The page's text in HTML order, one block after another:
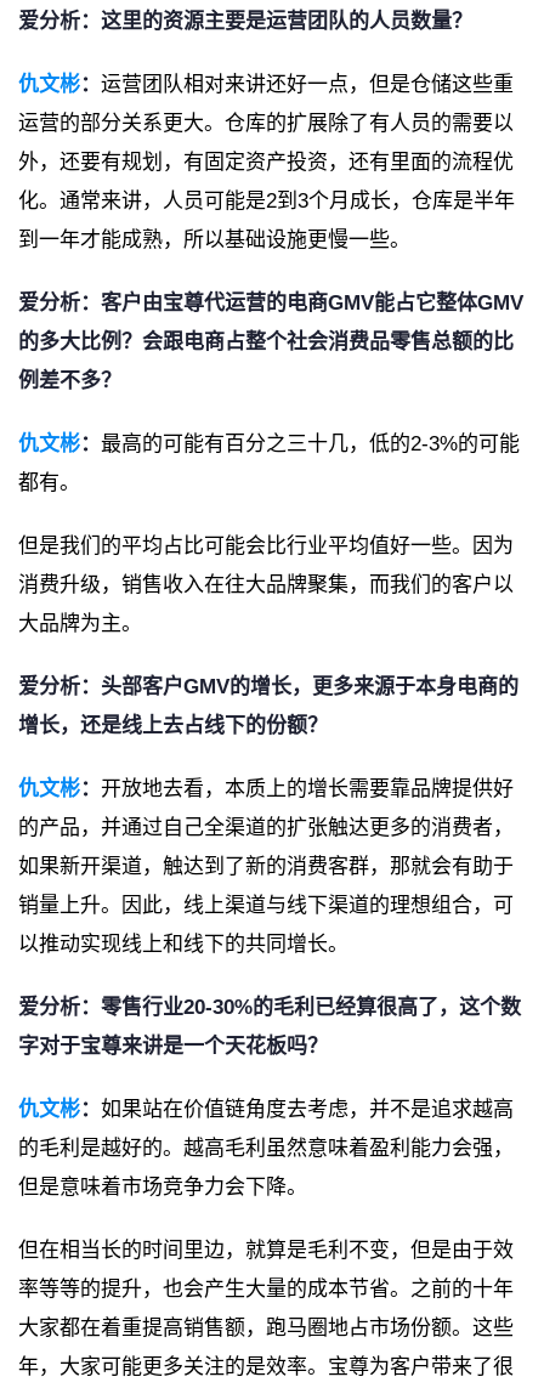
爱分析：这里的资源主要是运营团队的人员数量？
仇文彬： 运营团队相对来讲还好一点，但是仓储这些重
运营的部分关系更大。仓库的扩展除了有人员的需要以
外，还要有规划，有固定资产投资，还有里面的流程优
化。通常来讲，人员可能是2到3个月成长，仓库是半年
到一年才能成熟，所以基础设施更慢一些。
爱分析：客户由宝尊代运营的电商GMV能占它整体GMV
的多大比例？会跟电商占整个社会消费品零售总额的比
例差不多？
仇文彬： 最高的可能有百分之三十几，低的2-3%的可能
都有。
但是我们的平均占比可能会比行业平均值好一些。因为
消费升级，销售收入在往大品牌聚集，而我们的客户以
大品牌为主。
爱分析：头部客户GMV的增长，更多来源于本身电商的
增长，还是线上去占线下的份额？
仇文彬： 开放地去看，本质上的增长需要靠品牌提供好
的产品，并通过自己全渠道的扩张触达更多的消费者，
如果新开渠道，触达到了新的消费客群，那就会有助于
销量上升。因此，线上渠道与线下渠道的理想组合，可
以推动实现线上和线下的共同增长。
爱分析：零售行业20-30%的毛利已经算很高了，这个数
字对于宝尊来讲是一个天花板吗？
仇文彬： 如果站在价值链角度去考虑，并不是追求越高
的毛利是越好的。越高毛利虽然意味着盈利能力会强，
但是意味着市场竞争力会下降。
但在相当长的时间里边，就算是毛利不变，但是由于效
率等等的提升，也会产生大量的成本节省。之前的十年
大家都在着重提高销售额，跑马圈地占市场份额。这些
年，大家可能更多关注的是效率。宝尊为客户带来了很